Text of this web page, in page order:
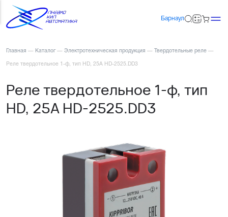
Барнаул
Главная — Каталог — Электротехническая продукция — Твердотельные реле —
Реле твердотельное 1-ф, тип HD, 25А HD-2525.DD3
Реле твердотельное 1-ф, тип
HD, 25А HD-2525.DD3